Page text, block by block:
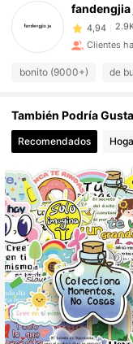
fandengjia
4,94
4,94
4,94
4,94
4,94
4,94
4,94
Clientes
bonito (9000+) de
También Podría
Recomendados